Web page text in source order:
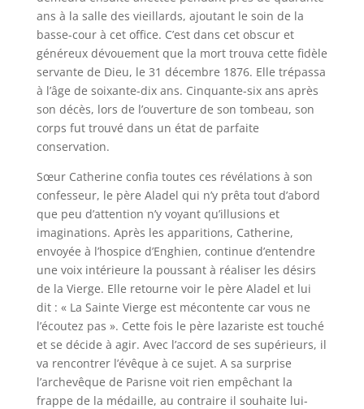
ans à la salle des vieillards, ajoutant le soin de la
basse-cour à cet office. C’est dans cet obscur et
généreux dévouement que la mort trouva cette fidèle
servante de Dieu, le 31 décembre 1876. Elle trépassa
à l’âge de soixante-dix ans. Cinquante-six ans après
son décès, lors de l’ouverture de son tombeau, son
corps fut trouvé dans un état de parfaite
conservation.
Sœur Catherine confia toutes ces révélations à son
confesseur, le père Aladel qui n’y prêta tout d’abord
que peu d’attention n’y voyant qu’illusions et
imaginations. Après les apparitions, Catherine,
envoyée à l’hospice d’Enghien, continue d’entendre
une voix intérieure la poussant à réaliser les désirs
de la Vierge. Elle retourne voir le père Aladel et lui
dit : « La Sainte Vierge est mécontente car vous ne
l’écoutez pas ». Cette fois le père lazariste est touché
et se décide à agir. Avec l’accord de ses supérieurs, il
va rencontrer l’évêque à ce sujet. A sa surprise
l’archevêque de Parisne voit rien empêchant la
frappe de la médaille, au contraire il souhaite lui-